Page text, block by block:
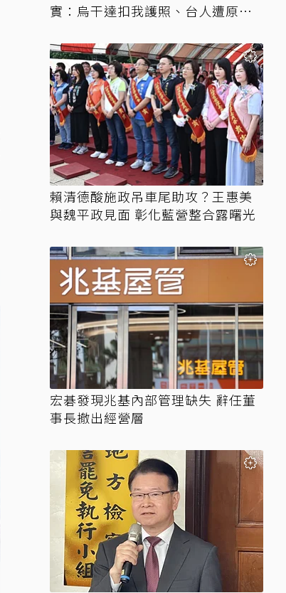
實：烏干達扣我護照、台人遭原機
賴清德酸施政吊車尾助攻？王惠美
與魏平政見面 彰化藍營整合露曙光
宏碁發現兆基內部管理缺失 辭任董
事長撤出經營層